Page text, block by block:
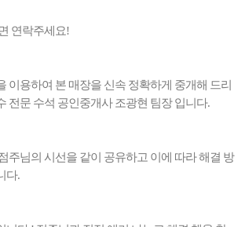
연락주세요!
이용하여 본 매장을 신속 정확하게 중개해 드리
전문 수석 공인중개사 조광현 팀장 입니다.
주님의 시선을 같이 공유하고 이에 따라 해결 방
다.